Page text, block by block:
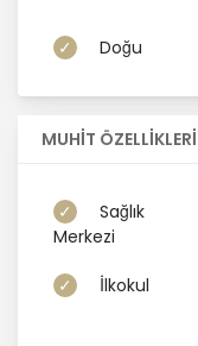
Doğu
MUHİT ÖZELLİKLERİ
Sağlık
Merkezi
İlkokul